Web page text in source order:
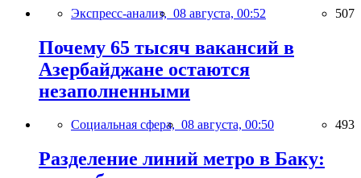
Экспресс-анализ, 08 августа, 00:52 507
Почему 65 тысяч вакансий в
Азербайджане остаются
незаполненными
Социальная сфера, 08 августа, 00:50 493
Разделение линий метро в Баку: